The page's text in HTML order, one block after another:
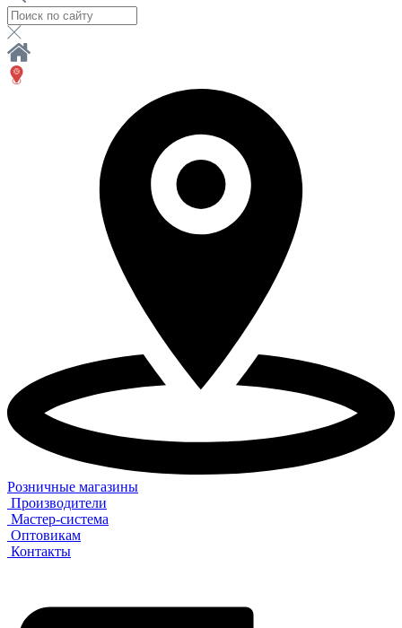
Розничные магазины
Производители
Мастер-система
Оптовикам
Контакты